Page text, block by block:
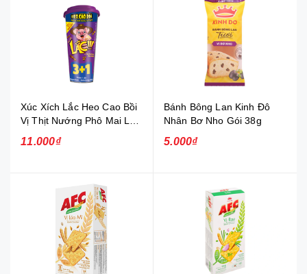
Xúc Xích Lắc Heo Cao Bồi
Vị Thịt Nướng Phô Mai Ly
11.000₫
Bánh Bông Lan Kinh Đô
Nhân Bơ Nho Gói 38g
5.000₫